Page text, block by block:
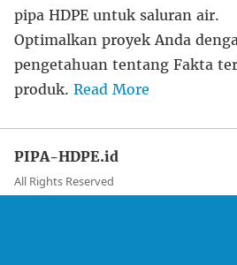
pipa HDPE untuk saluran air.
Optimalkan proyek Anda
pengetahuan tentang Fakta
produk. Read More
PIPA-HDPE.id
All Rights Reserved